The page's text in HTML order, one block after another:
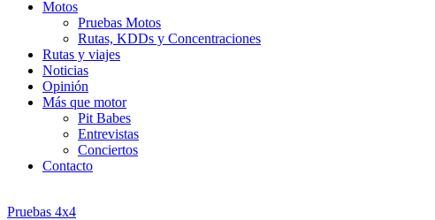
Motos
Pruebas Motos
Rutas, KDDs y Concentraciones
Rutas y viajes
Noticias
Opinión
Más que motor
Pit Babes
Entrevistas
Conciertos
Contacto
Pruebas 4x4